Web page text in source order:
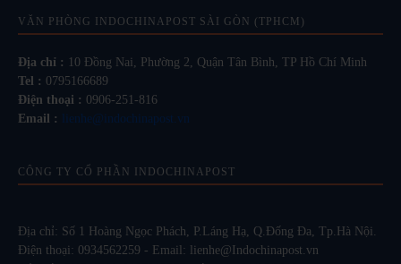
VĂN PHÒNG INDOCHINAPOST SÀI GÒN (TPHCM)
Địa chỉ : 10 Đồng Nai, Phường 2, Quận Tân Bình, TP Hồ Chí Minh
Tel : 0795166689
Điện thoại : 0906-251-816
Email :
lienhe@indochinapost.vn
CÔNG TY CỔ PHẦN INDOCHINAPOST
Địa chỉ: Số 1 Hoàng Ngọc Phách, P.Láng Hạ, Q.Đống Đa, Tp.Hà Nội.
Điện thoại: 0934562259 - Email: lienhe@Indochinapost.vn